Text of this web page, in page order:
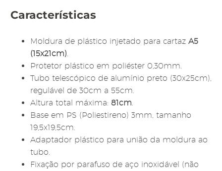
Características
Moldura de plástico injetado para cartaz A5
(15x21cm).
Protetor plástico em poliéster 0,30mm.
Tubo telescópico de alumínio preto (30x25cm),
regulável de 30cm a 55cm.
Altura total máxima: 81cm.
Base em PS (Poliestireno) 3mm, tamanho
19,5x19,5cm.
Adaptador plástico para união da moldura ao
tubo.
Fixação por parafuso de aço inoxidável (não